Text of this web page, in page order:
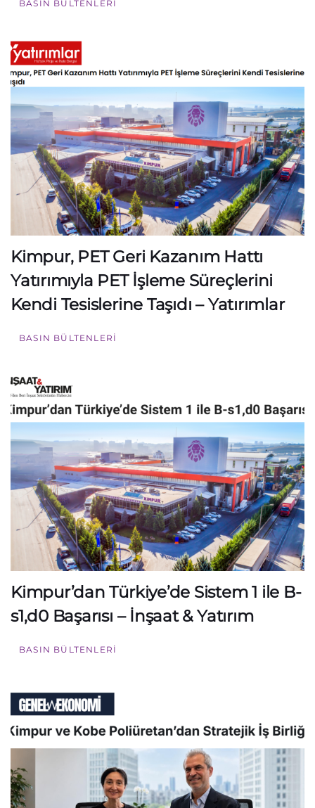
BASIN BÜLTENLERI
Kimpur, PET Geri Kazanım Hattı
Yatırımıyla PET İşleme Süreçlerini
Kendi Tesislerine Taşıdı – Yatırımlar
BASIN BÜLTENLERI
Kimpur’dan Türkiye’de Sistem 1 ile B-
s1,d0 Başarısı – İnşaat & Yatırım
BASIN BÜLTENLERI